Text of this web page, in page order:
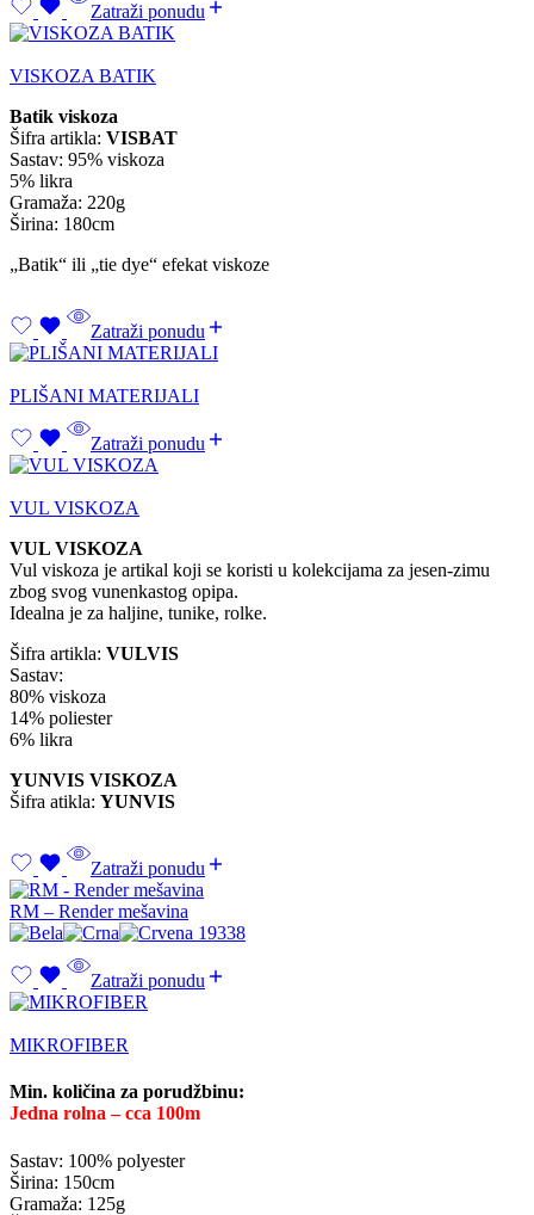
Zatraži ponudu
VISKOZA BATIK
Batik viskoza
Šifra artikla: VISBAT
Sastav: 95% viskoza
5% likra
Gramaža: 220g
Širina: 180cm
„Batik“ ili „tie dye“ efekat viskoze
Zatraži ponudu
PLIŠANI MATERIJALI
Zatraži ponudu
VUL VISKOZA
VUL VISKOZA
Vul viskoza je artikal koji se koristi u kolekcijama za jesen-zimu
zbog svog vunenkastog opipa.
Idealna je za haljine, tunike, rolke.
Šifra artikla: VULVIS
Sastav:
80% viskoza
14% poliester
6% likra
YUNVIS VISKOZA
Šifra atikla: YUNVIS
Zatraži ponudu
RM – Render mešavina
Zatraži ponudu
MIKROFIBER
Min. količina za porudžbinu:
Jedna rolna – cca 100m
Sastav: 100% polyester
Širina: 150cm
Gramaža: 125g